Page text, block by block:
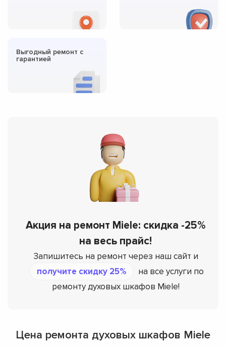
Выгодный ремонт с
гарантией
Акция на ремонт Miele: скидка -25%
на весь прайс!
Запишитесь на ремонт через наш сайт и
получите скидку 25%
на все услуги по
ремонту духовых шкафов Miele!
Цена ремонта духовых шкафов Miele